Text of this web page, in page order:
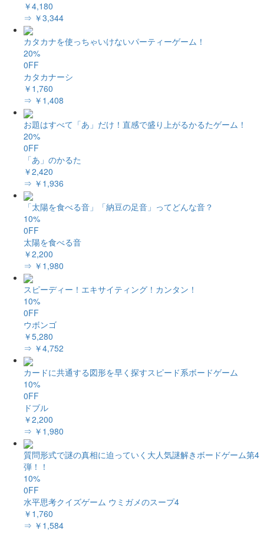
￥4,180
⇒ ￥3,344
カタカナを使っちゃいけないパーティーゲーム！
20%
0FF
カタカナーシ
￥1,760
⇒ ￥1,408
お題はすべて「あ」だけ！直感で盛り上がるかるたゲーム！
20%
0FF
「あ」のかるた
￥2,420
⇒ ￥1,936
「太陽を食べる音」「納豆の足音」ってどんな音？
10%
0FF
太陽を食べる音
￥2,200
⇒ ￥1,980
スピーディー！エキサイティング！カンタン！
10%
0FF
ウボンゴ
￥5,280
⇒ ￥4,752
カードに共通する図形を早く探すスピード系ボードゲーム
10%
0FF
ドブル
￥2,200
⇒ ￥1,980
質問形式で謎の真相に迫っていく大人気謎解きボードゲーム第4
弾！！
10%
0FF
水平思考クイズゲーム ウミガメのスープ4
￥1,760
⇒ ￥1,584